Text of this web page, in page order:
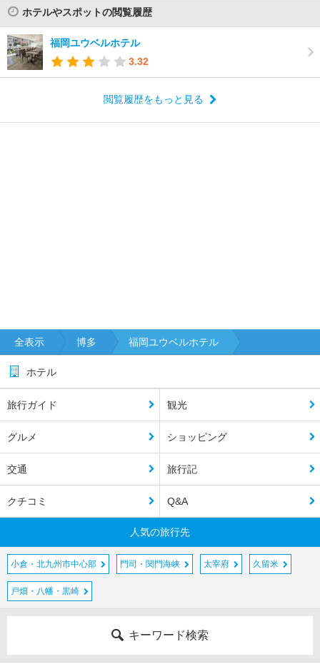
ホテルやスポットの閲覧履歴
福岡ユウベルホテル
3.32
閲覧履歴をもっと見る
全表示 博多 福岡ユウベルホテル
ホテル
旅行ガイド 観光
グルメ ショッピング
交通 旅行記
クチコミ Q&A
人気の旅行先
小倉・北九州市中心部 門司・関門海峡 太宰府 久留米
戸畑・八幡・黒崎
キーワード検索